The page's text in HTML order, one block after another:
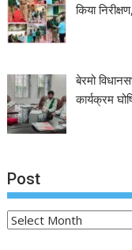
किया
बेरमो
कार्यक्रम
Post
Post